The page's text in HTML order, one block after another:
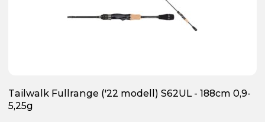
Tailwalk Fullrange ('22 modell) S62UL - 188cm 0,9-
5,25g